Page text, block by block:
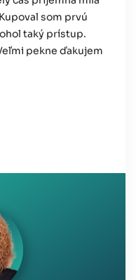
som prvú
taký prístup.
pekne ďakujem